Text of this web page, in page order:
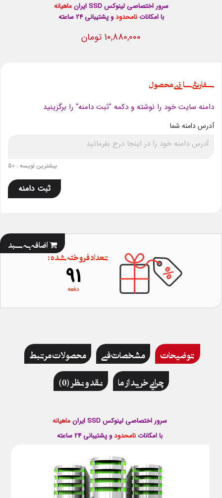
سرور اختصاصی لینوکس SSD ایران
ماهیانه
با امكاناتنامحدودو پشتيبانی 24 ساعته
10,880,000 تومان
سفارشی سازی محصول
دامنه سایت خود را نوشته و دکمه "ثبت دامنه" را برگزینید
آدرس دامنه شما
بیشترین نویسه : 50
ثبت دامنه
اضافه به سبد
تعداد فروخته شده :
91
دفعه
توضیحات مشخصات فنی
محصولات مرتبط
چرایی خرید از ما
نقد و نظر (0)
سرور اختصاصی لینوکس SSD ایران
ماهیانه
با امكانات نامحدودو پشتيبانی 24 ساعته